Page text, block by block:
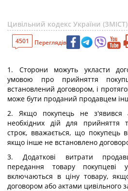
Цивільний кодекс України (ЗМІСТ)
4501 Переглядів
1. Сторони можуть укласти
умовою про прийняття
встановлений договором, і
може бути проданий продавцем
2. Якщо покупець не
необхідних дій для прийняття
строк, вважається, що покупець
якщо інше не встановлено
3. Додаткові витрати
передання товару покупцеві
включаються в ціну товару,
договором або актами цивільного